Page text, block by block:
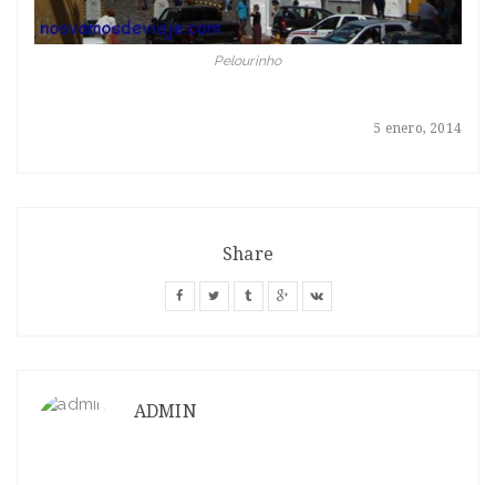
5 enero, 2014
Pelourinho
Share
ADMIN